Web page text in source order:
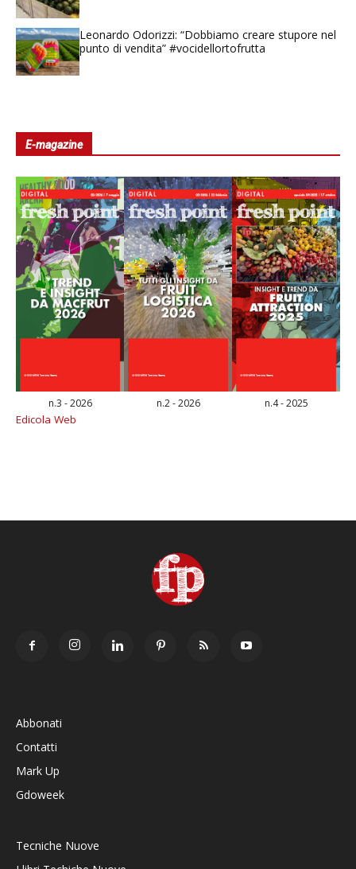
Leonardo Odorizzi: “Dobbiamo creare stupore nel
punto di vendita” #vocidellortofrutta
E-magazine
n.3 - 2026 n.2 - 2026 n.4 - 2025
Edicola Web
Abbonati
Contatti
Mark Up
Gdoweek
Tecniche Nuove